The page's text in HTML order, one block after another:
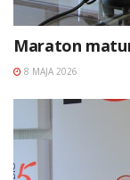
Maraton
8 MAJA 2026